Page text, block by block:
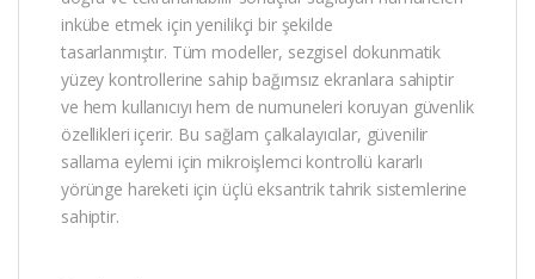
inkübe etmek için yenilikçi bir şekilde
tasarlanmıştır. Tüm modeller, sezgisel dokunmatik
yüzey kontrollerine sahip bağımsız ekranlara sahiptir
ve hem kullanıcıyı hem de numuneleri koruyan güvenlik
özellikleri içerir. Bu sağlam çalkalayıcılar, güvenilir
sallama eylemi için mikroişlemci kontrollü kararlı
yörünge hareketi için üçlü eksantrik tahrik sistemlerine
sahiptir.